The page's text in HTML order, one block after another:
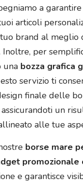
a
articoli
brand al meglio
Inoltre, per
una bozza grafica
servizio ti
finale delle
un
alle tue
borse mare
promozionale
e garantisce